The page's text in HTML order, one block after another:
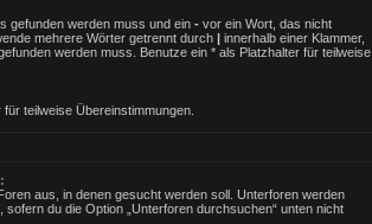
gefunden werden muss und ein - vor ein Wort, das nicht
mehrere Wörter getrennt durch | innerhalb einer Klammer,
werden muss. Benutze ein * als Platzhalter für teilweise
teilweise Übereinstimmungen.
aus, in denen gesucht werden soll. Unterforen werden
du die Option „Unterforen durchsuchen“ unten nicht